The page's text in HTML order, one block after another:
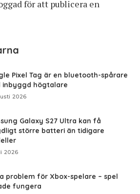
för att publicera en
Pixel Tag är en bluetooth-spårare
inbyggd högtalare
2026
Galaxy S27 Ultra kan få
större batteri än tidigare
2026
problem för Xbox-spelare – spel
fungera